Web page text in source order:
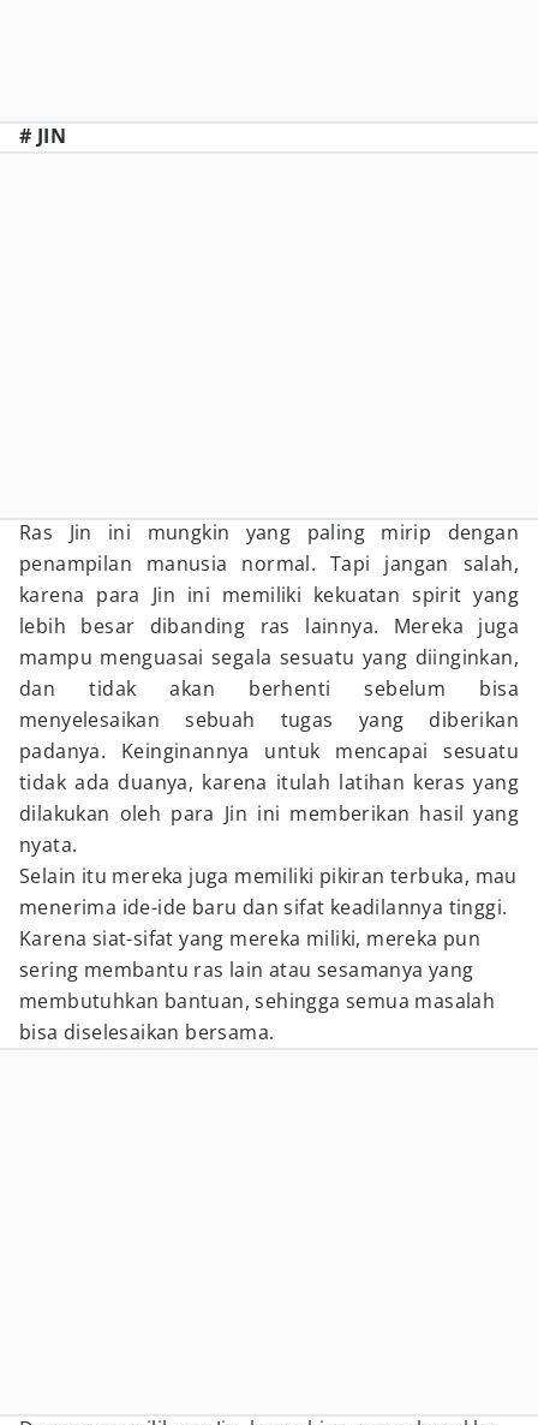
# JIN
Ras Jin ini mungkin yang paling mirip dengan
penampilan manusia normal. Tapi jangan salah,
karena para Jin ini memiliki kekuatan spirit yang
lebih besar dibanding ras lainnya. Mereka juga
mampu menguasai segala sesuatu yang diinginkan,
dan tidak akan berhenti sebelum bisa
menyelesaikan sebuah tugas yang diberikan
padanya. Keinginannya untuk mencapai sesuatu
tidak ada duanya, karena itulah latihan keras yang
dilakukan oleh para Jin ini memberikan hasil yang
nyata.
Selain itu mereka juga memiliki pikiran terbuka, mau
menerima ide-ide baru dan sifat keadilannya tinggi.
Karena siat-sifat yang mereka miliki, mereka pun
sering membantu ras lain atau sesamanya yang
membutuhkan bantuan, sehingga semua masalah
bisa diselesaikan bersama.